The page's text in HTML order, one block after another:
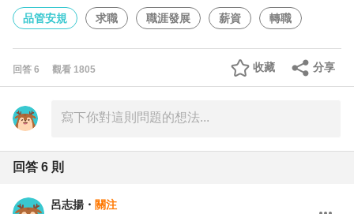
品管安規 求職 職涯發展 薪資 轉職
回答 6 觀看 1805 分享
收藏
回答 6 則
呂志揚 ・ 關注